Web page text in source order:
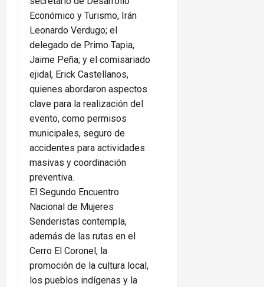
Económico y Turismo, Irán
Leonardo Verdugo; el
delegado de Primo Tapia,
Jaime Peña; y el comisariado
ejidal, Erick Castellanos,
quienes abordaron aspectos
clave para la realización del
evento, como permisos
municipales, seguro de
accidentes para actividades
masivas y coordinación
preventiva.
El Segundo Encuentro
Nacional de Mujeres
Senderistas contempla,
además de las rutas en el
Cerro El Coronel, la
promoción de la cultura local,
los pueblos indígenas y la